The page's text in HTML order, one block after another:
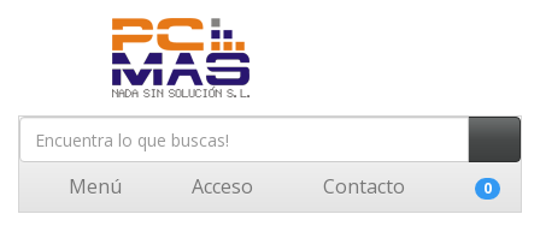
Menú Acceso Contacto 0